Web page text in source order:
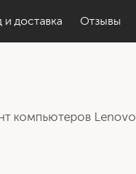
и доставка Отзывы
компьютеров Lenovo